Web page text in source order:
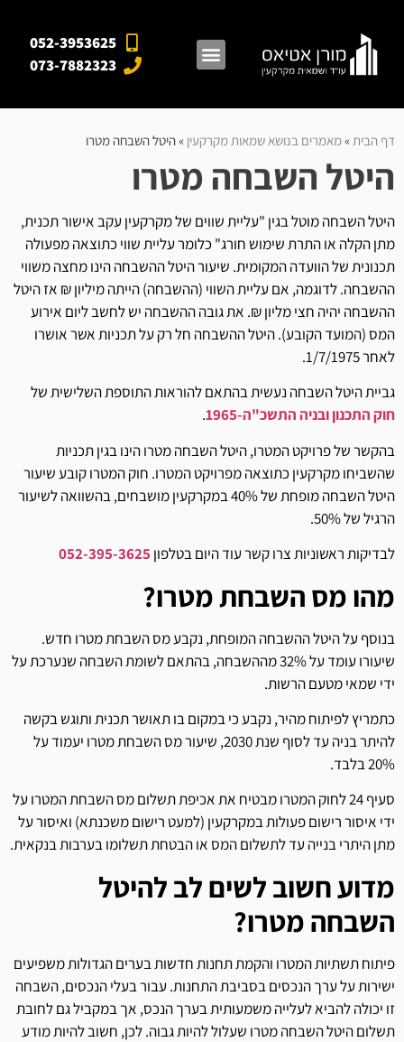
052-3953625
073-7882323
דף הבית»מאמרים בנושא שמאות מקרקעין »היטל השבחה מטרו
היטל השבחה מטרו
היטל השבחה מוטל בגין "עליית שווים של מקרקעין עקב אישור תכנית,
מתן הקלה או התרת שימוש חורג" כלומר עליית שווי כתוצאה מפעולה
תכנונית של הוועדה המקומית. שיעור היטל ההשבחה הינו מחצה משווי
ההשבחה. לדוגמה, אם עליית השווי (ההשבחה) הייתה מיליון ₪ אז היטל
ההשבחה יהיה חצי מליון ₪. את גובה ההשבחה יש לחשב ליום אירוע
המס (המועד הקובע). היטל ההשבחה חל רק על תכניות אשר אושרו
לאחר 1/7/1975.
גביית היטל השבחה נעשית בהתאם להוראות התוספת השלישית של
חוק התכנון ובניה התשכ"ה-1965
.
בהקשר של פרויקט המטרו, היטל השבחה מטרו הינו בגין תכניות
שהשביחו מקרקעין כתוצאה מפרויקט המטרו. חוק המטרו קובע שיעור
היטל השבחה מופחת של 40% במקרקעין מושבחים, בהשוואה לשיעור
הרגיל של 50%.
לבדיקות ראשוניות צרו קשר עוד היום בטלפון 052-395-3625
מהו מס השבחת מטרו?
בנוסף על היטל ההשבחה המופחת, נקבע מס השבחת מטרו חדש.
שיעורו עומד על 32% מההשבחה, בהתאם לשומת השבחה שנערכת על
ידי שמאי מטעם הרשות.
כתמריץ לפיתוח מהיר, נקבע כי במקום בו תאושר תכנית ותוגש בקשה
להיתר בניה עד לסוף שנת 2030, שיעור מס השבחת מטרו יעמוד על
20% בלבד.
סעיף 24 לחוק המטרו מבטיח את אכיפת תשלום מס השבחת המטרו על
ידי איסור רישום פעולות במקרקעין (למעט רישום משכנתא) ואיסור על
מתן היתרי בנייה עד לתשלום המס או הבטחת תשלומו בערבות בנקאית.
מדוע חשוב לשים לב להיטל
השבחה מטרו?
פיתוח תשתיות המטרו והקמת תחנות חדשות בערים הגדולות משפיעים
ישירות על ערך הנכסים בסביבת התחנות. עבור בעלי הנכסים, השבחה
זו יכולה להביא לעלייה משמעותית בערך הנכס, אך במקביל גם לחובת
תשלום היטל השבחה מטרו שעלול להיות גבוה. לכן, חשוב להיות מודע